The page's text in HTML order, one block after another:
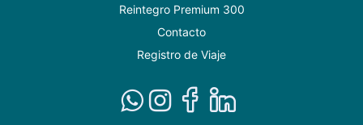
Reintegro Premium 300
Contacto
Registro de Viaje